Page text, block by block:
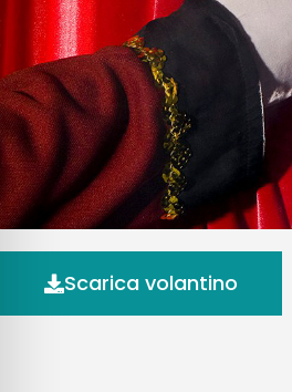
Scarica volantino